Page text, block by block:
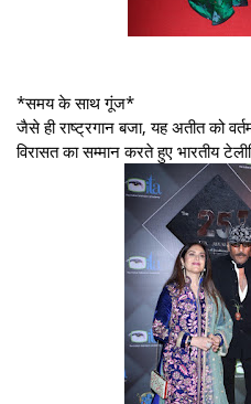
*समय के साथ गूंज*
जैसे ही राष्ट्रगान बजा, यह अतीत को
विरासत का सम्मान करते हुए भारतीय